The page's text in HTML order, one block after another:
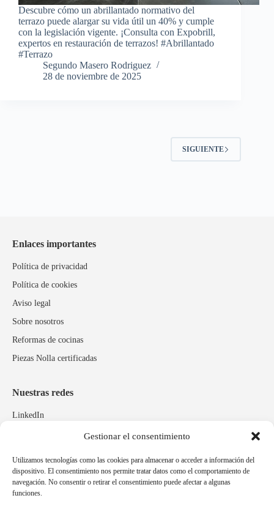
Gestionar el consentimiento
Utilizamos tecnologías como las cookies para almacenar o acceder a información del
dispositivo. El consentimiento nos permite tratar datos como el comportamiento de
navegación. No consentir o retirar el consentimiento puede afectar a algunas
funciones.
Descubre cómo un abrillantado normativo del
terrazo puede alargar su vida útil un 40% y cumple
con la legislación vigente. ¡Consulta con Expobrill,
expertos en restauración de terrazos! #Abrillantado
#Terrazo
Segundo Masero Rodriguez
28 de noviembre de 2025
SIGUIENTE
Enlaces importantes
Política de privacidad
Política de cookies
Aviso legal
Sobre nosotros
Reformas de cocinas
Piezas Nolla certificadas
Nuestras redes
LinkedIn
Marcas relacionadas